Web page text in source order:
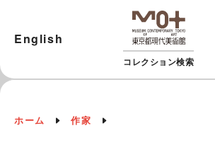
コレクション検索
English
ホーム 作家